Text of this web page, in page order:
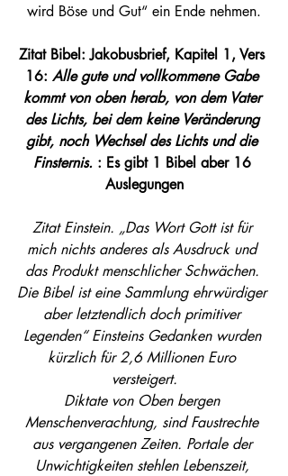
wird Böse und Gut“ ein Ende nehmen.
Zitat Bibel: Jako­bus­brief, Kapi­tel 1, Vers
16: Alle gute und voll­kom­me­ne Gabe
kommt von oben her­ab, von dem Vater
des Lichts, bei dem kei­ne Ver­än­de­rung
gibt, noch Wech­sel des Lichts und die
Fins­ter­nis. : Es gibt 1 Bibel aber 16
Auslegungen
Zitat Einstein. „Das Wort Gott ist für
mich nichts anderes als Ausdruck und
das Produkt menschlicher Schwächen.
Die Bibel ist eine Sammlung ehrwürdiger
aber letztendlich doch primitiver
Legenden“ Einsteins Gedanken wurden
kürzlich für 2,6 Millionen Euro
versteigert.
Diktate von Oben bergen
Menschenverachtung, sind Faustrechte
aus vergangenen Zeiten. Portale der
Unwichtigkeiten stehlen Lebenszeit,